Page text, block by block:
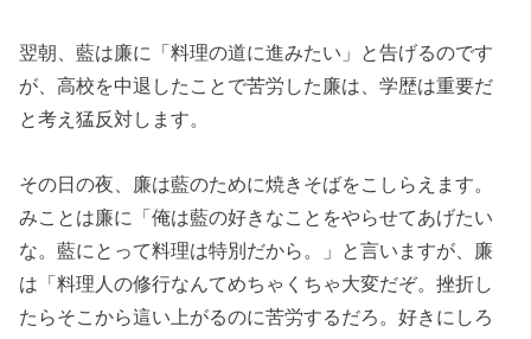
翌朝、藍は廉に「料理の道に進みたい」と告げるのです
が、高校を中退したことで苦労した廉は、学歴は重要だ
と考え猛反対します。
その日の夜、廉は藍のために焼きそばをこしらえます。
みことは廉に「俺は藍の好きなことをやらせてあげたい
な。藍にとって料理は特別だから。」と言いますが、廉
は「料理人の修行なんてめちゃくちゃ大変だぞ。挫折し
たらそこから這い上がるのに苦労するだろ。好きにしろ